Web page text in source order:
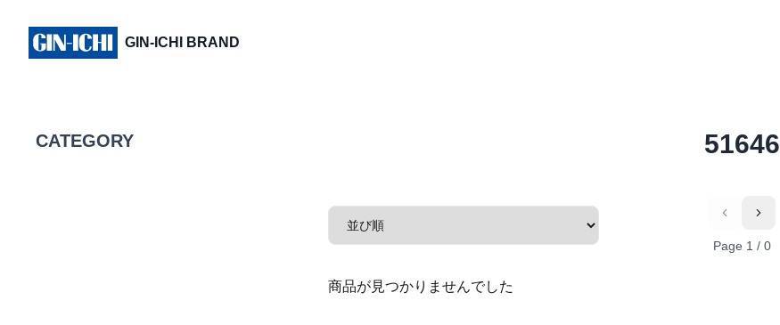
GIN-ICHI BRAND
CATEGORY 51646
PreviousNext
Page 1 / 0
商品が見つかりませんでした